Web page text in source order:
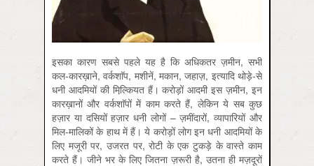
इसका कारण सबसे पहले यह है कि अधिकतर ज़मीन, सभी
कल-कारख़ाने, वर्कशाॅप, मशीनें, मकान, जहाज़, इत्यादि थोड़े-से
धनी आदमियों की मिल्कि़यत हैं। करोड़ों आदमी इस ज़मीन, इन
कारख़ानों और वर्कशाॅपों में काम करते हैं, लेकिन ये सब कुछ
हज़ार या दसियों हज़ार धनी लोगों – ज़मींदारों, व्यापारियों और
मिल-मालिकों के हाथ में हैं। ये करोड़ों लोग इन धनी आदमियों के
लिए मजूरी पर, उजरत पर, रोटी के एक टुकड़े के वास्ते काम
करते हैं। जीने भर के लिए जितना ज़रूरी है, उतना ही मज़दूरों